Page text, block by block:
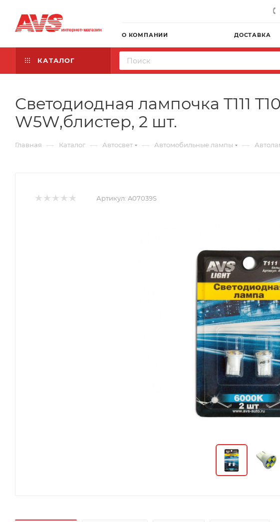
О КОМПАНИИ ДОСТАВКА
КАТАЛОГ
Светодиодная лампочка T111
W5W,блистер, 2 шт.
Главная — Каталог — Автосвет — Автомобильные лампы —
Артикул: A07039S